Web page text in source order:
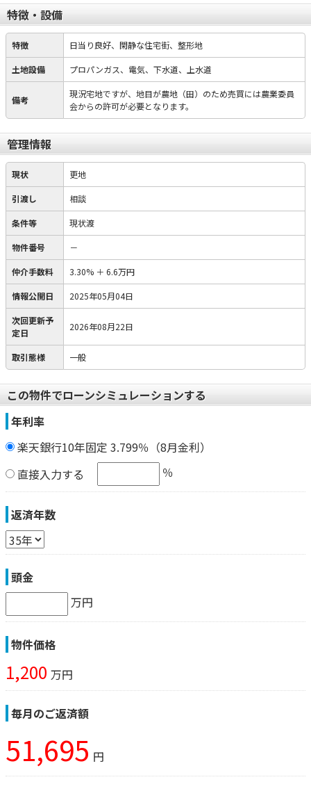
特徴・設備
特徴 日当り良好、閑静な住宅街、整形地
土地設備 プロパンガス、電気、下水道、上水道
備考
現況宅地ですが、地目が農地（田）のため売買には農業委員
会からの許可が必要となります。
管理情報
現状 更地
引渡し 相談
条件等 現状渡
物件番号 －
仲介手数料 3.30% ＋ 6.6万円
情報公開日 2025年05月04日
次回更新予
定日
2026年08月22日
取引態様 一般
この物件でローンシミュレーションする
年利率
楽天銀行10年固定 3.799％（8月金利）
直接入力する
％
返済年数
頭金
万円
物件価格
1,200 万円
毎月のご返済額
51,695 円